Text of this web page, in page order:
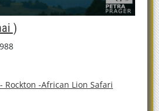
)
Rockton -African Lion Safari